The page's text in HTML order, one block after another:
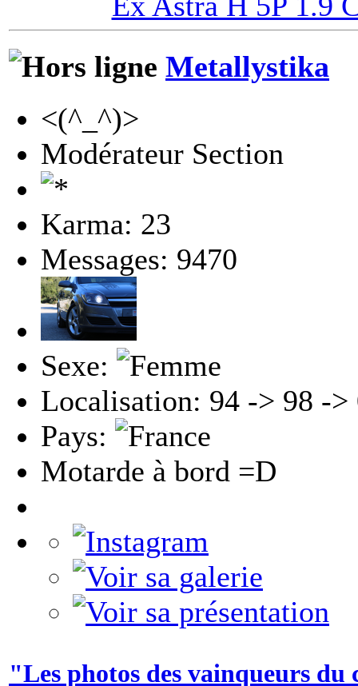
Metallystika
<(^_^)>
Modérateur Section
Karma: 23
Messages: 9470
Sexe:
Localisation: 94 -> 98 ->
Pays:
Motarde à bord =D
"Les photos des vainqueurs du